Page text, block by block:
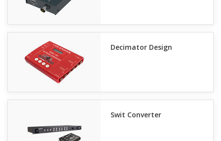
Decimator Design
Swit Converter